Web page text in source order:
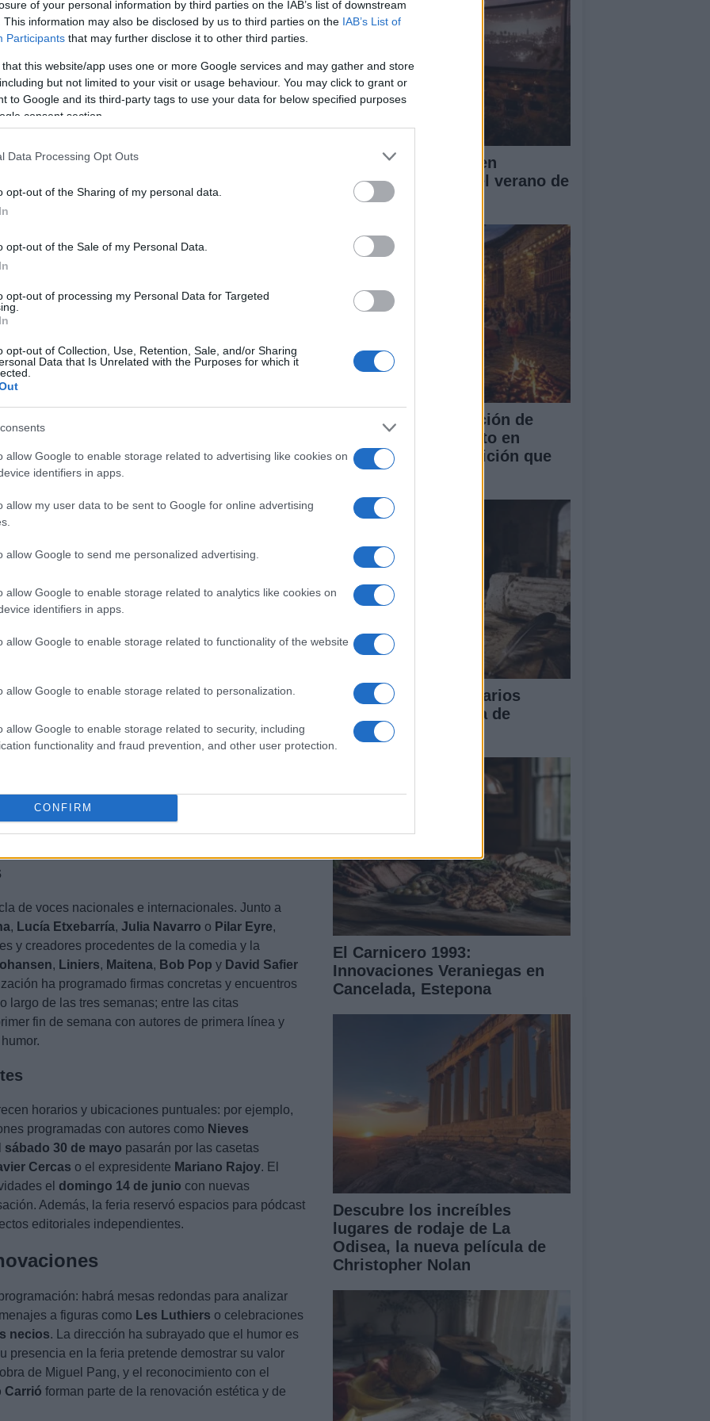
of your personal information by third parties on the IAB’s list of downstream
This information may also be disclosed by us to third parties on the IAB’s List of
Participants that may further disclose it to other third parties.
that this website/app uses one or more Google services and may gather and store
but not limited to your visit or usage behaviour. You may click to grant or
to Google and its third-party tags to use your data for below specified purposes
consent section.
Data Processing Opt Outs
opt-out of the Sharing of my personal data.
opt-out of the Sale of my Personal Data.
opt-out of processing my Personal Data for Targeted
opt-out of Collection, Use, Retention, Sale, and/or Sharing
Data that Is Unrelated with the Purposes for which it
allow Google to enable storage related to advertising like cookies on
identifiers in apps.
allow my user data to be sent to Google for online advertising
allow Google to send me personalized advertising.
allow Google to enable storage related to analytics like cookies on
identifiers in apps.
allow Google to enable storage related to functionality of the website
allow Google to enable storage related to personalization.
allow Google to enable storage related to security, including
functionality and fraud prevention, and other user protection.
CONFIRM
consagrados hasta humoristas gráficos, músicos
En paralelo, la feria combina actividades en
a públicos diversos.
a viernes de
a 15:00
accesos: la visita del papa indicada entre el6 y el 9
en fechas similares —como los recitales de
Air Metropolitano— podrían condicionar la logística.
oficial y planificar las visitas con antelación
utilizar
días de mayor afluencia. La feria incluirá señalética
para orientar a los visitantes por las
y áreas infantiles. El evento combina seis
de una decena de escenarios repartidos entre El
que amplía la oferta pero exige atención a los
de voces nacionales e internacionales. Junto a
, Lucía Etxebarría, Julia Navarro o Pilar Eyre,
y creadores procedentes de la comedia y la
, Liniers, Maitena, Bob Pop y David Safier
ha programado firmas concretas y encuentros
largo de las tres semanas; entre las citas
fin de semana con autores de primera línea y
horarios y ubicaciones puntuales: por ejemplo,
programadas con autores como Nieves
sábado 30 de mayo pasarán por las casetas
Cercas o el expresidente Mariano Rajoy. El
el domingo 14 de junio con nuevas
Además, la feria reservó espacios para pódcast
editoriales independientes.
habrá mesas redondas para analizar
a figuras como Les Luthiers o celebraciones
necios. La dirección ha subrayado que el humor es
presencia en la feria pretende demostrar su valor
de Miguel Pang, y el reconocimiento con el
Carrió forman parte de la renovación estética y de
Eventos culturales en
Barcelona durante el verano de
2026
La singular celebración de
Nochevieja en Agosto en
Bérchules: una tradición que
atrae a miles
Descubre los Escenarios
Reales de La Odisea de
Christopher Nolan
El Carnicero 1993:
Innovaciones Veraniegas en
Cancelada, Estepona
Descubre los increíbles
lugares de rodaje de La
Odisea, la nueva película de
Christopher Nolan